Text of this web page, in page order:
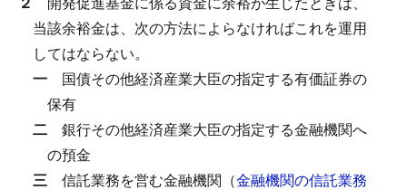
当該余裕金は、次の方法によらなければこれを運用
してはならない。
一 国債その他経済産業大臣の指定する有価証券の
保有
二 銀行その他経済産業大臣の指定する金融機関へ
の預金
三 信託業務を営む金融機関（金融機関の信託業務